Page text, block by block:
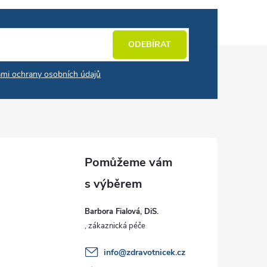
ochrany osobních údajů
ODEBÍRAT
Barbora Fialová, DiS.
info@zdravotnicek.cz